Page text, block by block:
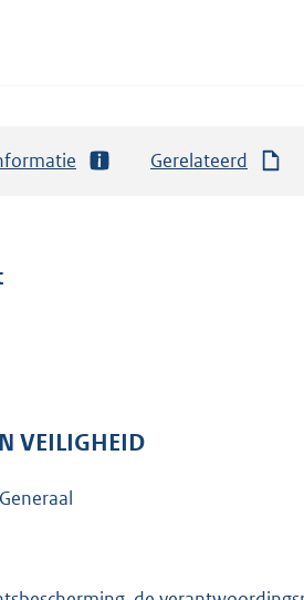
Gerelateerd
VEILIGHEID